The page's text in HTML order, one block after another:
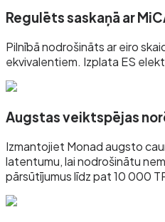
Regulēts saskaņā ar
Pilnībā nodrošināts ar eiro
ekvivalentiem. Izplata ES
Augstas veiktspējas
Izmantojiet Monad augsto
latentumu, lai nodrošinātu
pārsūtījumus līdz pat 10 000